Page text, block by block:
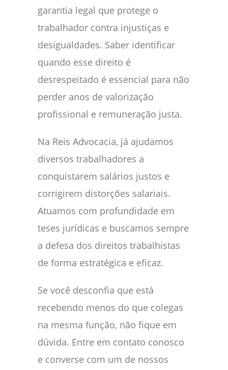
garantia legal que protege o
trabalhador contra injustiças e
desigualdades. Saber identificar
quando esse direito é
desrespeitado é essencial para não
perder anos de valorização
profissional e remuneração justa.
Na Reis Advocacia, já ajudamos
diversos trabalhadores a
conquistarem salários justos e
corrigirem distorções salariais.
Atuamos com profundidade em
teses jurídicas e buscamos sempre
a defesa dos direitos trabalhistas
de forma estratégica e eficaz.
Se você desconfia que está
recebendo menos do que colegas
na mesma função, não fique em
dúvida. Entre em contato conosco
e converse com um de nossos